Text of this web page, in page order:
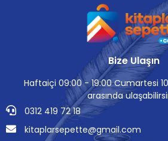
Bize Ulaşın
Haftaiçi 09:00 - 19:00 Cumartesi
arasında
0312 419 72 18
kitaplarsepette@gmail.com